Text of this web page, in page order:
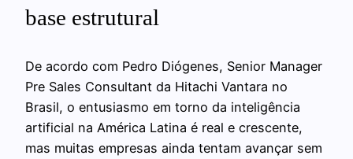
base estrutural
De acordo com Pedro Diógenes, Senior Manager
Pre Sales Consultant da Hitachi Vantara no
Brasil, o entusiasmo em torno da inteligência
artificial na América Latina é real e crescente,
mas muitas empresas ainda tentam avançar sem